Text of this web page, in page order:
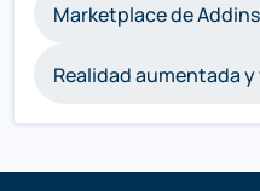
Marketplace de Addins
Realidad aumentada